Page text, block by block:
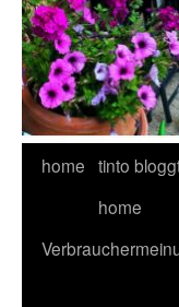
home tinto
home